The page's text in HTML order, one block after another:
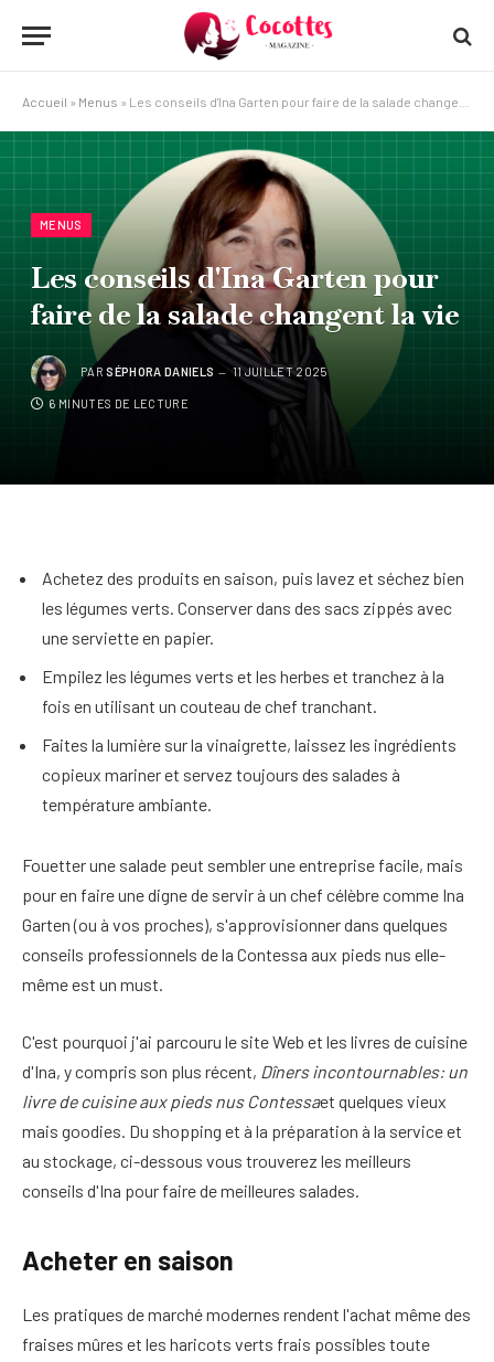
Accueil » Menus » Les conseils d'Ina Garten pour faire de la salade changent la vie
MENUS
Les conseils d'Ina Garten pour
faire de la salade changent la vie
PAR SÉPHORA DANIELS 11 JUILLET 2025
6 MINUTES DE LECTURE
Achetez des produits en saison, puis lavez et séchez bien
les légumes verts. Conserver dans des sacs zippés avec
une serviette en papier.
Empilez les légumes verts et les herbes et tranchez à la
fois en utilisant un couteau de chef tranchant.
Faites la lumière sur la vinaigrette, laissez les ingrédients
copieux mariner et servez toujours des salades à
température ambiante.
Fouetter une salade peut sembler une entreprise facile, mais
pour en faire une digne de servir à un chef célèbre comme Ina
Garten (ou à vos proches), s'approvisionner dans quelques
conseils professionnels de la Contessa aux pieds nus elle-
même est un must.
C'est pourquoi j'ai parcouru le site Web et les livres de cuisine
d'Ina, y compris son plus récent, Dîners incontournables: un
livre de cuisine aux pieds nus Contessaet quelques vieux
mais goodies. Du shopping et à la préparation à la service et
au stockage, ci-dessous vous trouverez les meilleurs
conseils d'Ina pour faire de meilleures salades.
Acheter en saison
Les pratiques de marché modernes rendent l'achat même des
fraises mûres et les haricots verts frais possibles toute